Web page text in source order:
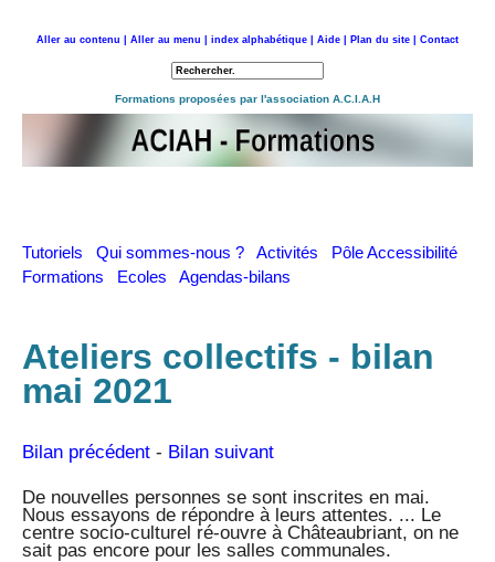
Aller au contenu | Aller au menu | index alphabétique | Aide | Plan du site | Contact
Formations proposées par l'association A.C.I.A.H
Tutoriels Qui sommes-nous ? Activités Pôle Accessibilité
Formations Ecoles Agendas-bilans
Ateliers collectifs - bilan
mai 2021
Bilan précédent - Bilan suivant
De nouvelles personnes se sont inscrites en mai.
Nous essayons de répondre à leurs attentes. ... Le
centre socio-culturel ré-ouvre à Châteaubriant, on ne
sait pas encore pour les salles communales.